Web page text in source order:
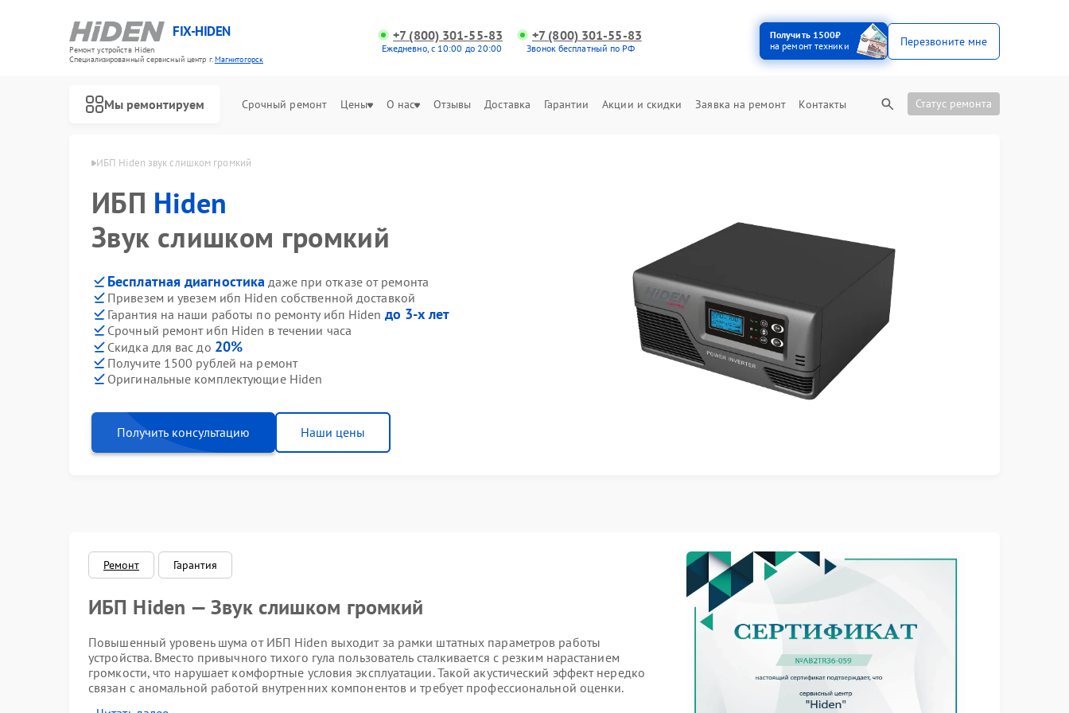
FIX-HIDEN
Ремонт устройств Hiden
Специализированный cервисный центр г.Магнитогорск
+7 (800) 301-55-83
Ежедневно, с 10:00 до 20:00
+7 (800) 301-55-83
Звонок бесплатный по РФ
Получить 1500₽
на ремонт техники
Перезвоните мне
Мы ремонтируем Срочный ремонт Цены О нас Отзывы Доставка Гарантии Акции и скидки Заявка на ремонт Контакты Статус ремонта
ИБП Hiden звук слишком громкий
ИБП Hiden
Звук слишком громкий
Бесплатная диагностика даже при отказе от ремонта
Привезем и увезем ибп Hiden собственной доставкой
Гарантия на наши работы по ремонту ибп Hiden до 3-х лет
Срочный ремонт ибп Hiden в течении часа
Скидка для вас до 20%
Получите 1500 рублей на ремонт
Оригинальные комплектующие Hiden
Получить консультацию Наши цены
Ремонт Гарантия
ИБП Hiden — Звук слишком громкий
Повышенный уровень шума от ИБП Hiden выходит за рамки штатных параметров работы
устройства. Вместо привычного тихого гула пользователь сталкивается с резким нарастанием
громкости, что нарушает комфортные условия эксплуатации. Такой акустический эффект нередко
связан с аномальной работой внутренних компонентов и требует профессиональной оценки.